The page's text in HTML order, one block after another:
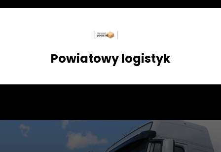
Skip
Powiatowy logistyk